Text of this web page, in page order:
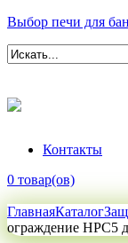
Выбор печи для
Контакты
0 товар(ов)
ГлавнаяКаталог
ограждение HPC5